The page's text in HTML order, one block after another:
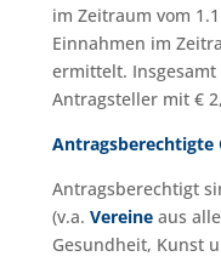
im Zeitraum vom
Einnahmen im
ermittelt. Insgesamt
Antragsteller mit €
Antragsberechtigte
Antragsberechtigt
(v.a. Vereineaus
Gesundheit, Kunst